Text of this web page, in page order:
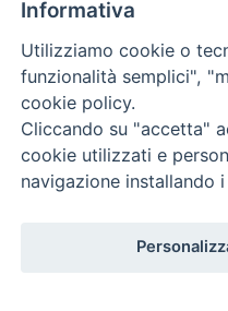
19 (Provinciale)
- Messina
© 2022 - 2025
Informativa
Utilizziamo cookie o
funzionalità semplici",
cookie policy.
Cliccando su "accetta"
cookie utilizzati e
navigazione installando